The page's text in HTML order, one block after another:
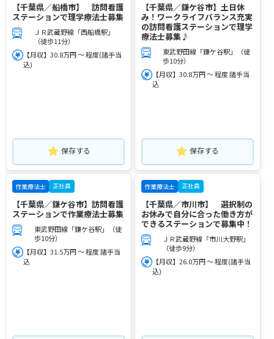
【千葉県／船橋市】 訪問看護
ステーションで理学療法士募集
ＪＲ武蔵野線「西船橋駅」
（徒歩11分）
【月収】30.8万円 ～ 程度(諸手当
込)
保存する
【千葉県／鎌ケ谷市】土日休
み！ワークライフバランス充実
の訪問看護ステーションで理学
療法士募集♪
東武野田線「鎌ケ谷駅」（徒
歩10分）
【月収】30.8万円 ～ 程度 諸手当
込
保存する
作業療法士 正社員
【千葉県／鎌ケ谷市】訪問看護
ステーションで作業療法士募集
東武野田線「鎌ケ谷駅」（徒
歩10分）
【月収】31.5万円 ～ 程度 諸手当
込
作業療法士 正社員
【千葉県／市川市】 選択制の
お休みで自分に合った働き方が
できるステーションで募集中！
ＪＲ武蔵野線「市川大野駅」
（徒歩9分）
【月収】26.0万円 ～ 程度(諸手当
込)